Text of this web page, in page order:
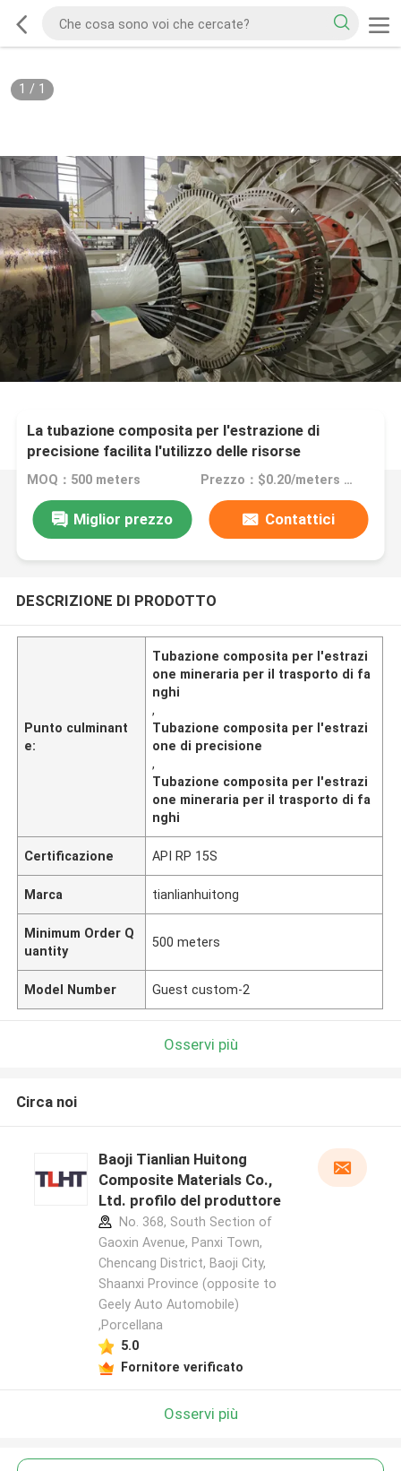
1 / 1
La tubazione composita per l'estrazione di
precisione facilita l'utilizzo delle risorse
energetiche e minerarie per il trasporto di fanghi
MOQ：500 meters Prezzo：$0.20/meters >=500 meters
Miglior prezzo Contattici
DESCRIZIONE DI PRODOTTO
Punto culminant
e:
Tubazione composita per l'estrazi
one mineraria per il trasporto di fa
nghi
,
Tubazione composita per l'estrazi
one di precisione
,
Tubazione composita per l'estrazi
one mineraria per il trasporto di fa
nghi
Certificazione API RP 15S
Marca tianlianhuitong
Minimum Order Q
uantity
500 meters
Model Number Guest custom-2
Osservi più
Circa noi
Baoji Tianlian Huitong
Composite Materials Co.,
Ltd. profilo del produttore
No. 368, South Section of
Gaoxin Avenue, Panxi Town,
Chencang District, Baoji City,
Shaanxi Province (opposite to
Geely Auto Automobile)
,Porcellana
5.0
Fornitore verificato
Osservi più